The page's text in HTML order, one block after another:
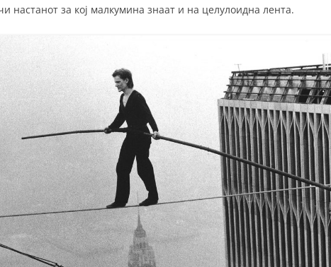
настанот за кој малкумина знаат и на целулоидна лента.